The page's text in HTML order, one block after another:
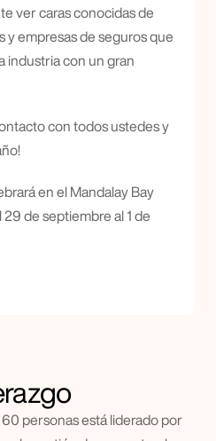
ver caras conocidas de
y empresas de seguros que
industria con un gran
con todos ustedes y
en el Mandalay Bay
de septiembre al 1 de
personas está liderado por